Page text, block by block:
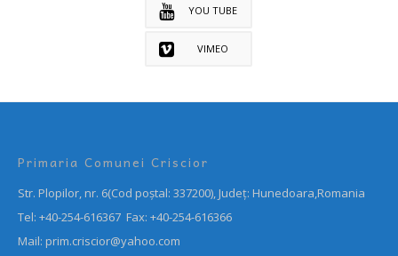
YOU TUBE
VIMEO
Primaria Comunei Criscior
Str. Plopilor, nr. 6(Cod poștal: 337200), Județ: Hunedoara,Romania
Tel: +40-254-616367 Fax: +40-254-616366
Mail: prim.criscior@yahoo.com